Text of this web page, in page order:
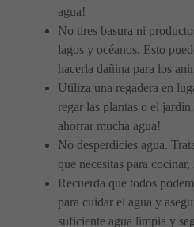
agua!
No tires basura ni
lagos y océanos. Esto
hacerla dañina para los
Utiliza una regadera en
regar las plantas o el
ahorrar mucha agua!
No desperdicies agua.
que necesitas para
Recuerda que todos
para cuidar el agua y
suficiente agua limpia y